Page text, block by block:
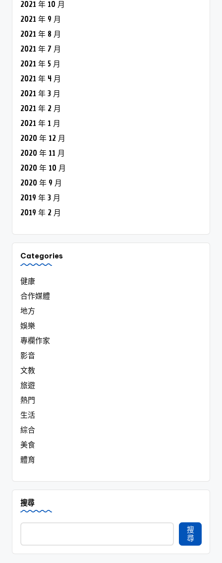
2021 年 10 月
2021 年 9 月
2021 年 8 月
2021 年 7 月
2021 年 5 月
2021 年 4 月
2021 年 3 月
2021 年 2 月
2021 年 1 月
2020 年 12 月
2020 年 11 月
2020 年 10 月
2020 年 9 月
2019 年 3 月
2019 年 2 月
Categories
健康
合作媒體
地方
娛樂
專欄作家
影音
文教
旅遊
熱門
生活
綜合
美食
體育
搜尋
搜
尋